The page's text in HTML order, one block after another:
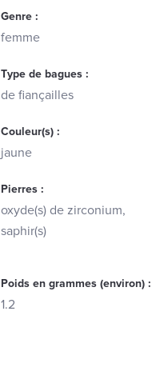
Genre :
femme
Type de bagues :
de fiançailles
Couleur(s) :
jaune
Pierres :
oxyde(s) de zirconium,
saphir(s)
Poids en grammes (environ) :
1.2